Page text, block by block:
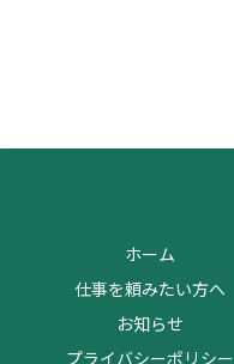
ホーム
仕事を頼みたい方へ
お知らせ
プライバシーポリシー